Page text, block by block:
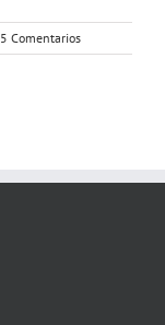
5 Comentarios